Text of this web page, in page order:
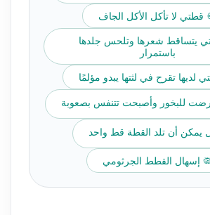
قطتي لا تأكل الأكل الجاف
يتساقط شعرها وتلحس جلدها
باستمرار
لديها تقرح في لثتها يبدو مؤلمًا
للبخور وأصبحت تتنفس بصعوبة
يمكن أن تلد القطة قط واحد
إسهال القطط الجرثومي